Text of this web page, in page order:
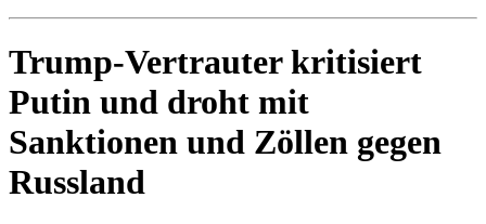
Trump-Vertrauter kritisiert
Putin und droht mit
Sanktionen und Zöllen gegen
Russland